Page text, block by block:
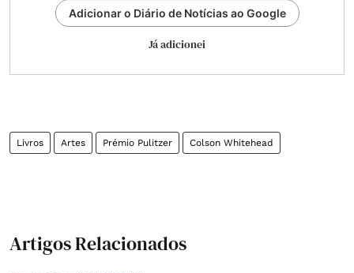
Adicionar o Diário de Notícias ao Google
Já adicionei
Livros Artes Prémio Pulitzer Colson Whitehead
Artigos Relacionados